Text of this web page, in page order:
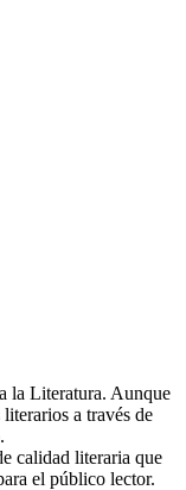
la Literatura. Aunque
a través de
calidad literaria que
el público lector.